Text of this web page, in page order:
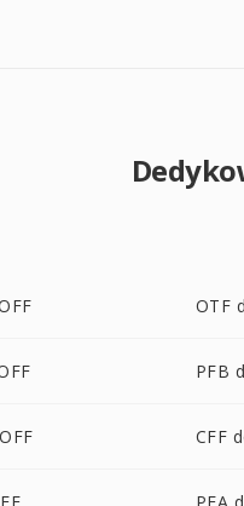
OTF
PFB
CFF